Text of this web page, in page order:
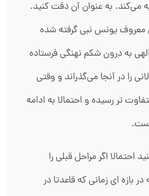
می‌کند. به عنوان آن دقت کنید.
معروف یونس نبی گرفته شده
به درون شکم نهنگی فرستاده
را در آنجا می‌گذراند و وقتی
تر رسیده و احتمالا به ادامه
احتمالا اگر مراحل قبلی را
بازه ای زمانی که قاعدتا در